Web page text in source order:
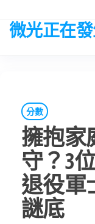
微光正在
分數
擁抱家
守？3
退役軍
謎底